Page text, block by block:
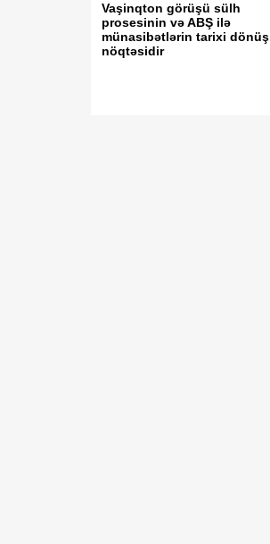
Vaşinqton görüşü sülh
prosesinin və ABŞ ilə
münasibətlərin tarixi dönüş
nöqtəsidir